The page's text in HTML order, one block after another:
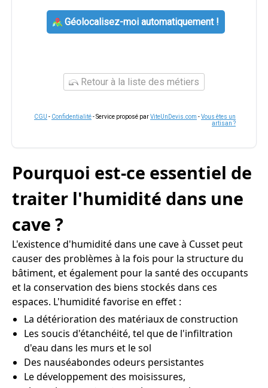
Géolocalisez-moi automatiquement !
Retour à la liste des métiers
CGU - Confidentialité- Service proposé parViteUnDevis.com -Vous êtes un
artisan ?
Pourquoi est-ce essentiel de
traiter l'humidité dans une
cave ?
L'existence d'humidité dans une cave à Cusset peut
causer des problèmes à la fois pour la structure du
bâtiment, et également pour la santé des occupants
et la conservation des biens stockés dans ces
espaces. L'humidité favorise en effet :
La détérioration des matériaux de construction
Les soucis d'étanchéité, tel que de l'infiltration
d'eau dans les murs et le sol
Des nauséabondes odeurs persistantes
Le développement des moisissures,